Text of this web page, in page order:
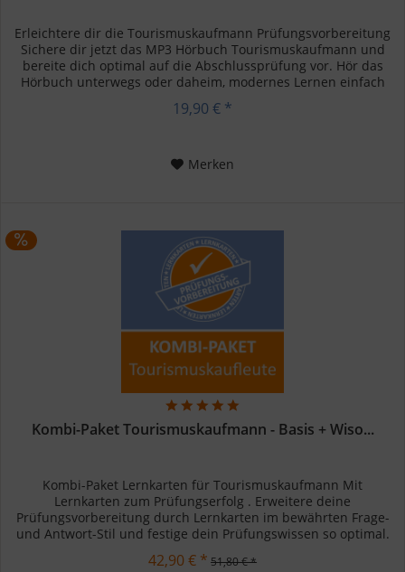
Erleichtere dir die Tourismuskaufmann Prüfungsvorbereitung
Sichere dir jetzt das MP3 Hörbuch Tourismuskaufmann und
bereite dich optimal auf die Abschlussprüfung vor. Hör das
Hörbuch unterwegs oder daheim, modernes Lernen einfach
gemacht....
19,90 € *
Merken
Kombi-Paket Tourismuskaufmann - Basis + Wiso...
Kombi-Paket Lernkarten für Tourismuskaufmann Mit
Lernkarten zum Prüfungserfolg . Erweitere deine
Prüfungsvorbereitung durch Lernkarten im bewährten Frage-
und Antwort-Stil und festige dein Prüfungswissen so optimal.
Ein Kombi-Paket...
42,90 € * 51,80 € *